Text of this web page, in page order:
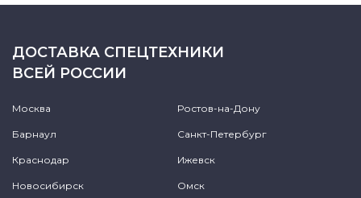
ДОСТАВКА СПЕЦТЕХНИКИ
ВСЕЙ РОССИИ
Москва Ростов-на-Дону
Барнаул Санкт-Петербург
Краснодар Ижевск
Новосибирск Омск